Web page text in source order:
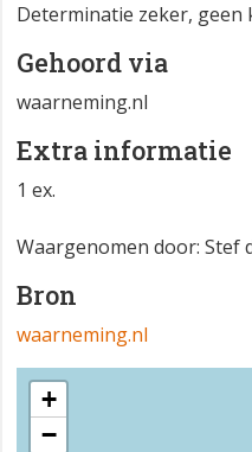
Determinatie zeker, geen
Gehoord via
waarneming.nl
Extra informatie
1 ex.
Waargenomen door: Stef
Bron
waarneming.nl
+
−